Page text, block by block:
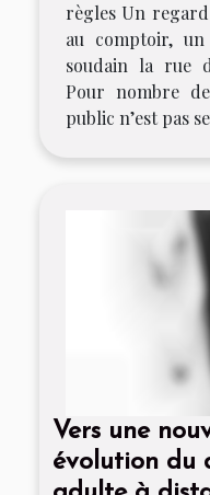
règles Un regard
au comptoir,
soudain la rue
Pour nombre
public n’est pas
Vers une
évolution du